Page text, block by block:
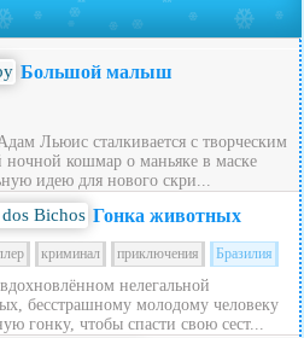
Большой малыш
Льюис сталкивается с творческим
кошмар о маньяке в маске
идею для нового скри...
Гонка животных
криминал приключения Бразилия
нелегальной
бесстрашному молодому человеку
гонку, чтобы спасти свою сест...